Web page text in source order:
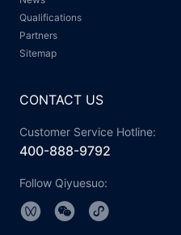
Qualifications
Partners
Sitemap
CONTACT US
Customer Service Hotline:
400-888-9792
Follow Qiyuesuo: